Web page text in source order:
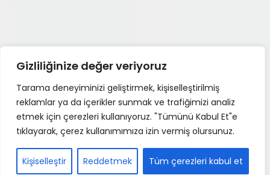
Gizliliğinize değer veriyoruz
Tarama deneyiminizi geliştirmek, kişiselleştirilmiş
reklamlar ya da içerikler sunmak ve trafiğimizi analiz
etmek için çerezleri kullanıyoruz. "Tümünü Kabul Et"e
tıklayarak, çerez kullanımımıza izin vermiş olursunuz.
Kişiselleştir Reddetmek Tüm çerezleri kabul et